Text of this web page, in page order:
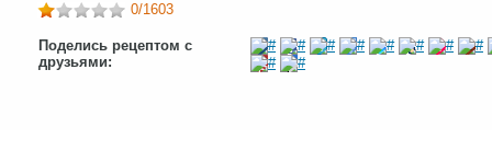
0/1603
Поделись рецептом с
друзьями: